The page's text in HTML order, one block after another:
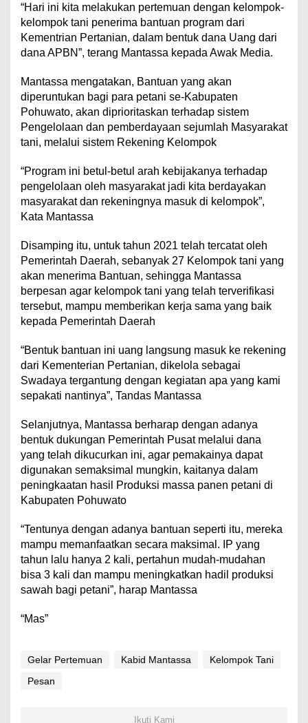
“Hari ini kita melakukan pertemuan dengan kelompok-
kelompok tani penerima bantuan program dari
Kementrian Pertanian, dalam bentuk dana Uang dari
dana APBN”, terang Mantassa kepada Awak Media.
Mantassa mengatakan, Bantuan yang akan
diperuntukan bagi para petani se-Kabupaten
Pohuwato, akan diprioritaskan terhadap sistem
Pengelolaan dan pemberdayaan sejumlah Masyarakat
tani, melalui sistem Rekening Kelompok
“Program ini betul-betul arah kebijakanya terhadap
pengelolaan oleh masyarakat jadi kita berdayakan
masyarakat dan rekeningnya masuk di kelompok”,
Kata Mantassa
Disamping itu, untuk tahun 2021 telah tercatat oleh
Pemerintah Daerah, sebanyak 27 Kelompok tani yang
akan menerima Bantuan, sehingga Mantassa
berpesan agar kelompok tani yang telah terverifikasi
tersebut, mampu memberikan kerja sama yang baik
kepada Pemerintah Daerah
“Bentuk bantuan ini uang langsung masuk ke rekening
dari Kementerian Pertanian, dikelola sebagai
Swadaya tergantung dengan kegiatan apa yang kami
sepakati nantinya”, Tandas Mantassa
Selanjutnya, Mantassa berharap dengan adanya
bentuk dukungan Pemerintah Pusat melalui dana
yang telah dikucurkan ini, agar pemakainya dapat
digunakan semaksimal mungkin, kaitanya dalam
peningkaatan hasil Produksi massa panen petani di
Kabupaten Pohuwato
“Tentunya dengan adanya bantuan seperti itu, mereka
mampu memanfaatkan secara maksimal. IP yang
tahun lalu hanya 2 kali, pertahun mudah-mudahan
bisa 3 kali dan mampu meningkatkan hadil produksi
sawah bagi petani”, harap Mantassa
“Mas”
Gelar Pertemuan Kabid Mantassa
Kelompok Tani
Pesan
Ikuti Kami